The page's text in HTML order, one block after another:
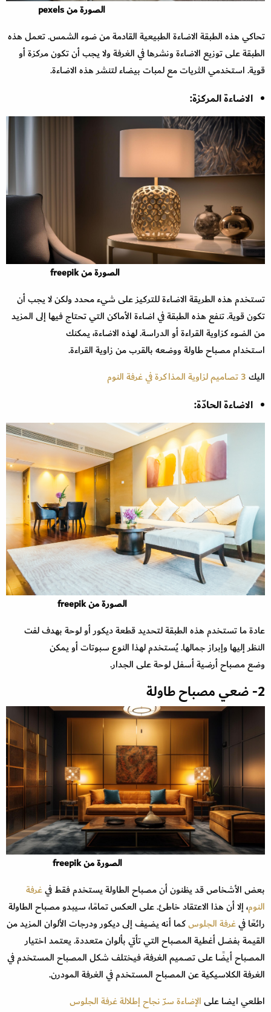
الصورة من pexels
تحاكي هذه الطبقة الاضاءة الطبيعية القادمة من ضوء الشمس. تعمل هذه
الطبقة على توزيع الاضاءة ونشرها في الغرفة ولا يجب أن تكون مركزة أو
قوية. استخدمي الثريات مع لمبات بيضاء لتنشر هذه الاضاءة.
الاضاءة المركزة:
الصورة من freepik
تستخدم هذه الطريقة الاضاءة للتركيز على شيء محدد ولكن لا يجب أن
تكون قوية. تنفع هذه الطبقة في اضاءة الأماكن التي تحتاج فيها إلى المزيد
من الضوء كزاوية القراءة أو الدراسة. لهذه الاضاءة، يمكنك
استخدام مصباح طاولة ووضعه بالقرب من زاوية القراءة.
اليك3 تصاميم لزاوية المذاكرة في غرفة النوم
الاضاءة الحادّة:
الصورة من freepik
عادة ما تستخدم هذه الطبقة لتحديد قطعة ديكور أو لوحة بهدف لفت
النظر إليها وإبراز جمالها. يُستخدم لهذا النوع سبوتات أو يمكن
وضع مصباح أرضية أسفل لوحة على الجدار.
2- ضعي مصباح طاولة
الصورة من freepik
بعض الأشخاص قد يظنون أن مصباح الطاولة يستخدم فقط فيغرفة
النوم، إلا أن هذا الاعتقاد خاطئ. على العكس تمامًا، سيبدو مصباح الطاولة
رائعًا فيغرفة الجلوسكما أنه يضيف إلى ديكور ودرجات الألوان المزيد من
القيمة بفضل أغطية المصباح التي تأتي بألوان متعددة. يعتمد اختيار
المصباح أيضًا على تصميم الغرفة، فيختلف شكل المصباح المستخدم في
الغرفة الكلاسيكية عن المصباح المستخدم في الغرفة المودرن.
اطلعي ايضا علىالإضاءة سرّ نجاح إطلالة غرفة الجلوس